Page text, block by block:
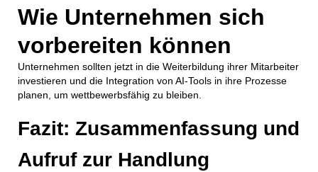
Wie Unternehmen sich
vorbereiten können
Unternehmen sollten jetzt in die Weiterbildung ihrer Mitarbeiter
investieren und die Integration von AI-Tools in ihre Prozesse
planen, um wettbewerbsfähig zu bleiben.
Fazit: Zusammenfassung und
Aufruf zur Handlung